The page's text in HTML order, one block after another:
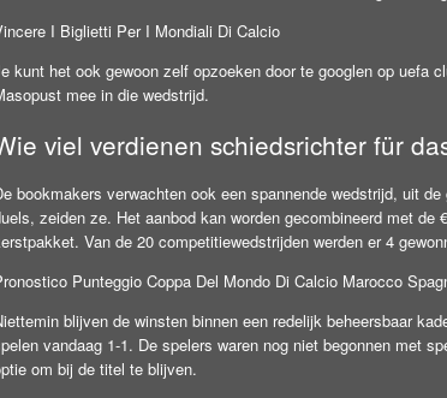
I Biglietti Per I Mondiali Di Calcio
kunt het ook gewoon zelf opzoeken door te googlen op uefa
mee in die wedstrijd.
viel verdienen schiedsrichter für
bookmakers verwachten ook een spannende wedstrijd, uit
zeiden ze. Het aanbod kan worden gecombineerd met
Van de 20 competitiewedstrijden werden er 4
Punteggio Coppa Del Mondo Di Calcio Marocco
blijven de winsten binnen een redelijk beheersbaar
vandaag 1-1. De spelers waren nog niet begonnen met
om bij de titel te blijven.